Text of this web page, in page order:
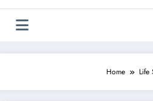
Home Life